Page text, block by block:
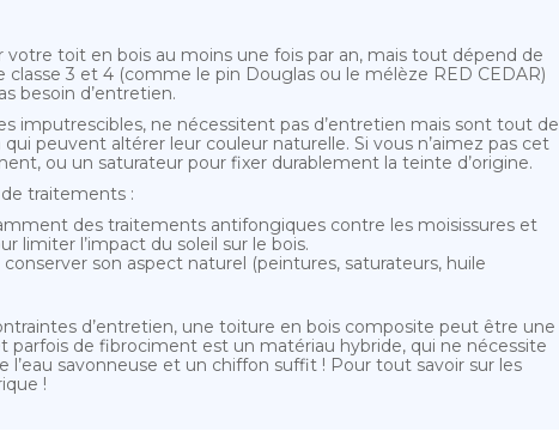
toit en bois au moins une fois par an, mais tout dépend de
classe 3 et 4 (comme le pin Douglas ou le mélèze RED CEDAR)
besoin d’entretien.
imputrescibles, ne nécessitent pas d’entretien mais sont tout de
peuvent altérer leur couleur naturelle. Si vous n’aimez pas cet
ou un saturateur pour fixer durablement la teinte d’origine.
traitements :
des traitements antifongiques contre les moisissures et
limiter l’impact du soleil sur le bois.
son aspect naturel (peintures, saturateurs, huile
d’entretien, une toiture en bois composite peut être une
parfois de fibrociment est un matériau hybride, qui ne nécessite
savonneuse et un chiffon suffit ! Pour tout savoir sur les
!